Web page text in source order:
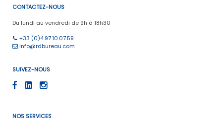
CONTACTEZ-NOUS
Du lundi au vendredi de 9h à 18h30
+33 (0)4.97.10.07.59
info@rdbureau.com
SUIVEZ-NOUS
NOS SERVICES